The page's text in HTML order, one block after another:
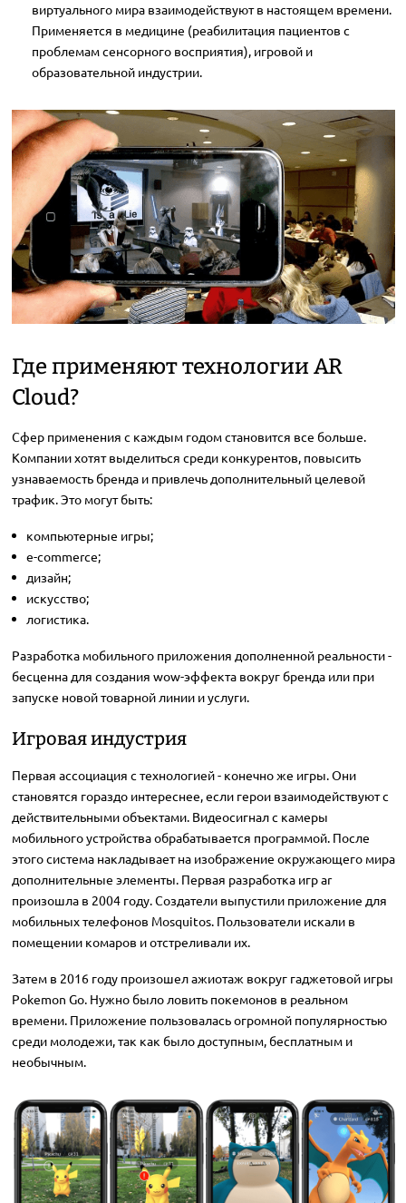
виртуального мира взаимодействуют в настоящем времени.
Применяется в медицине (реабилитация пациентов с
проблемам сенсорного восприятия), игровой и
образовательной индустрии.
Где применяют технологии AR
Cloud?
Сфер применения с каждым годом становится все больше.
Компании хотят выделиться среди конкурентов, повысить
узнаваемость бренда и привлечь дополнительный целевой
трафик. Это могут быть:
компьютерные игры;
e-commerce;
дизайн;
искусство;
логистика.
Разработка мобильного приложения дополненной реальности -
бесценна для создания wow-эффекта вокруг бренда или при
запуске новой товарной линии и услуги.
Игровая индустрия
Первая ассоциация с технологией - конечно же игры. Они
становятся гораздо интереснее, если герои взаимодействуют с
действительными объектами. Видеосигнал с камеры
мобильного устройства обрабатывается программой. После
этого система накладывает на изображение окружающего мира
дополнительные элементы. Первая разработка игр ar
произошла в 2004 году. Создатели выпустили приложение для
мобильных телефонов Mosquitos. Пользователи искали в
помещении комаров и отстреливали их.
Затем в 2016 году произошел ажиотаж вокруг гаджетовой игры
Pokemon Go. Нужно было ловить покемонов в реальном
времени. Приложение пользовалась огромной популярностью
среди молодежи, так как было доступным, бесплатным и
необычным.